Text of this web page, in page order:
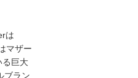
は
マザー
る巨大
ブラン